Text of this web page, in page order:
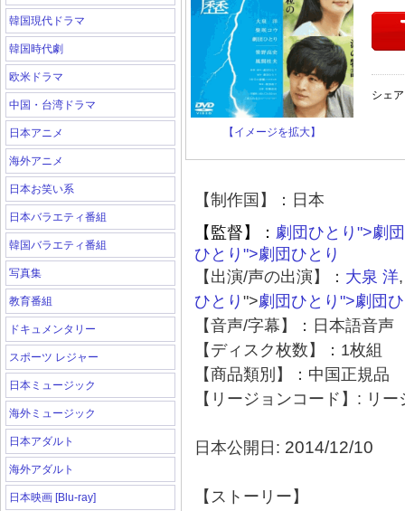
韓国現代ドラマ
韓国時代劇
欧米ドラマ
中国・台湾ドラマ
日本アニメ
海外アニメ
日本お笑い系
日本バラエティ番組
韓国バラエティ番組
写真集
教育番組
ドキュメンタリー
スポーツ レジャー
日本ミュージック
海外ミュージック
日本アダルト
海外アダルト
日本映画 [Blu-ray]
【イメージを拡大】
シェ
【制作国】：日本
【監督】： 劇団ひとり">劇
ひとり">劇団ひとり
【出演/声の出演】： 大泉 洋
ひとり ">劇団ひとり">劇団
【音声/字幕】：日本語音声
【ディスク枚数】：1枚組
【商品類別】：中国正規品
【リージョンコード】: リ
日本公開日: 2014/12/10
【ストーリー】